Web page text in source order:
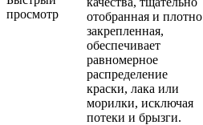
просмотр
отобранная и плотно
закрепленная,
обеспечивает
равномерное
распределение
краски, лака или
морилки, исключая
потеки и брызги.